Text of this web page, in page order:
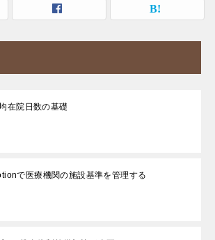
在院日数の基礎
で医療機関の施設基準を管理する